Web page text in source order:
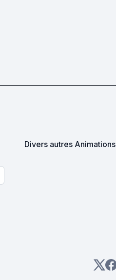
Divers autres Animations